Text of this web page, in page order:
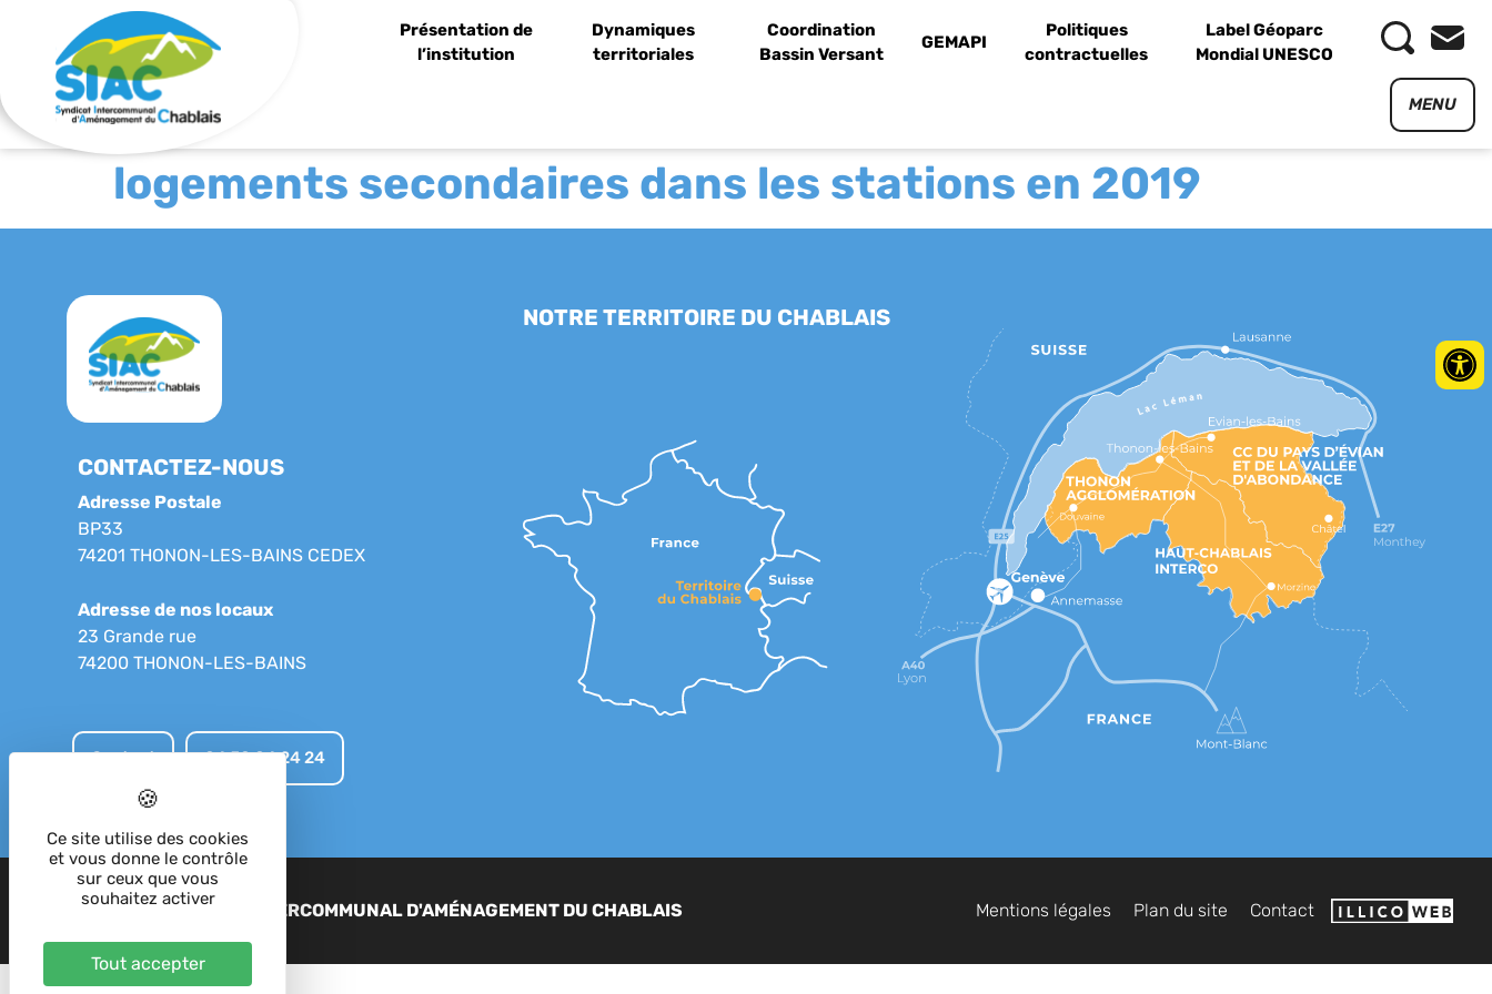
Présentation de
l’institution
Dynamiques
territoriales
Coordination
Bassin Versant
GEMAPI
Politiques
contractuelles
Label Géoparc
Mondial UNESCO
MENU
logements secondaires dans les stations en 2019
CONTACTEZ-NOUS
Adresse Postale
BP33
74201 THONON-LES-BAINS CEDEX
Adresse de nos locaux
23 Grande rue
74200 THONON-LES-BAINS
Contact 04 50 04 24 24
NOTRE TERRITOIRE DU CHABLAIS
2023 - SIAC - SYNDICAT INTERCOMMUNAL D'AMÉNAGEMENT DU CHABLAIS Mentions légales Plan du site Contact
Panneau de gestion des cookies
Ce site utilise des cookies
et vous donne le contrôle
sur ceux que vous
souhaitez activer
Tout accepter